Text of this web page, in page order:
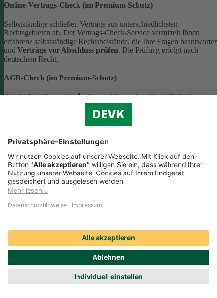
Online-Vertrags-Check (im Premium-Schutz)
Selbstständige schließen Verträge aus unterschiedlichsten
Rechtsgebieten ab. Der Vertrags-Check-Service vermittelt Ihnen
erfahrene selbstständige Rechtsbeistände, die Ihre Fragen
und Verträge vor Abschluss prüfen. Die Prüfung erfolgt nach
deutschem Recht.
AGB-Check (im Premium-Schutz)
Bei der Erstellung oder Änderung Allgemeiner
(AGB) ist eine Vielzahl rechtlicher Vorschriften zu beachten. Wir
helfen Ihnen dabei und vermitteln Ihnen versierte selbstständige
Online-Portal der DAHAG Rechtsservices AG angeboten.
Beratungs-Rechtsschutz bei Unternehmensnachfolge
Wenn Sie Ihre Firma an eine Nachfolgerin oder einen Nachfolger
kompetente, selbstständige Rechtsanwältinnen und Rechtsanwälte,
Rechtsschutz an:0221 757-1996.
Produktservices Krankenversicherung: Welche
Vorteile bietet mir die Krankenversicherungs-App der
DEVK?